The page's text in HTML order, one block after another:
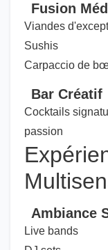
Fusion
Viandes
Sushis
Carpaccio de
Bar Créatif
Cocktails
passion
Ambiance
Live bands